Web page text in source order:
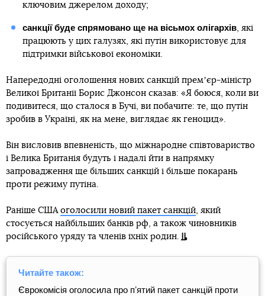
ключовим джерелом доходу;
санкції буде спрямовано ще на вісьмох олігархів, які
працюють у цих галузях, які путін використовує для
підтримки військової економіки.
Напередодні оголошення нових санкцій премʼєр-міністр
Великої Британії Борис Джонсон сказав: «Я боюся, коли ви
подивитеся, що сталося в Бучі, ви побачите: те, що путін
зробив в Україні, як на мене, виглядає як геноцид».
Він висловив впевненість, що міжнародне співтовариство
і Велика Британія будуть і надалі йти в напрямку
запровадження ще більших санкцій і більше покарань
проти режиму путіна.
Раніше США оголосили новий пакет санкцій, який
стосується найбільших банків рф, а також чиновників
російського уряду та членів їхніх родин.
Читайте також:
Єврокомісія оголосила про пʼятий пакет санкцій проти